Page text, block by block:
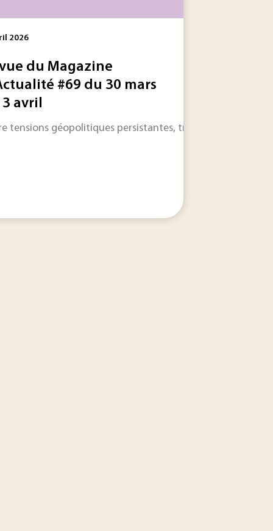
dans les jours et les semaines à venir.
cause des composés organiques volatils (COV), des
2026
du Magazine
#69 du 30 mars
3 avril
tensions géopolitiques persistantes, transitions
annonces réglementaires majeures et